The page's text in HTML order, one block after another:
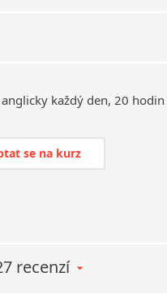
anglicky každý den, 20 hodin
se na kurz
recenzí